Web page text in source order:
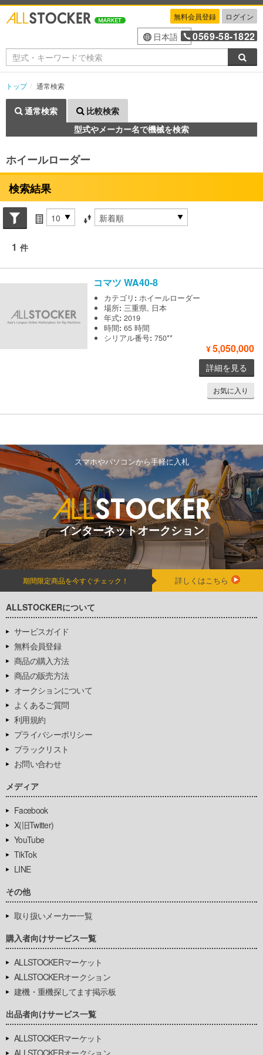
無料会員登録 ログイン
日本語 0569-58-1822
トップ 通常検索
通常検索
比較検索
型式やメーカー名で機械を検索
ホイールローダー
検索結果
Search conditions
件数 並び替え条件
1 件
コマツWA40-8
カテゴリ :ホイールローダー
場所:三重県, 日本
年式:2019
時間:65 時間
シリアル番号:750**
¥5,050,000
詳細を見る
お気に入り
スマホやパソコンから手軽に入札
インターネットオークション
期間限定商品を今すぐチェック！ 詳しくはこちら
ALLSTOCKERについて
サービスガイド
無料会員登録
商品の購入方法
商品の販売方法
オークションについて
よくあるご質問
利用規約
プライバシーポリシー
ブラックリスト
お問い合わせ
メディア
Facebook
X(旧Twitter)
YouTube
TikTok
LINE
その他
取り扱いメーカー一覧
購入者向けサービス一覧
ALLSTOCKERマーケット
ALLSTOCKERオークション
建機・重機探してます掲示板
出品者向けサービス一覧
ALLSTOCKERマーケット
ALLSTOCKERオークション